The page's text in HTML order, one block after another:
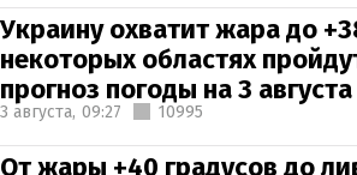
Украину охватит жара до
некоторых областях
прогноз погоды на 3 августа
3 августа, 09:27 10995
От жары +40 градусов до